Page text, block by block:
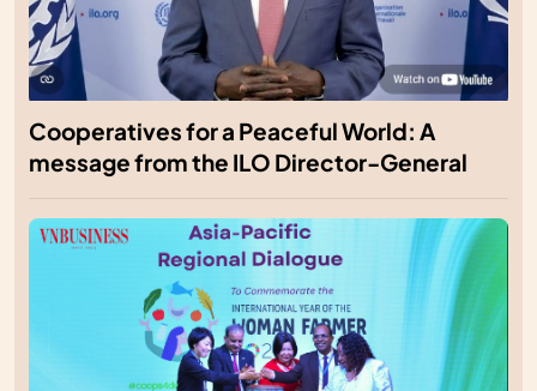
Cooperatives for a Peaceful World: A
message from the ILO Director-General